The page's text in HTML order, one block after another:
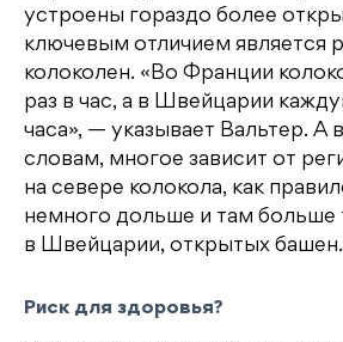
устроены гораздо более
ключевым отличием является
колоколен. «Во Франции
раз в час, а в Швейцарии
часа», — указывает Вальтер. А
словам, многое зависит от
на севере колокола, как
немного дольше и там больше
в Швейцарии, открытых башен.
Риск для здоровья?